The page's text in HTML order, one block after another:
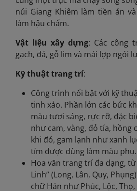
núi Giang Khiêm làm tiền án
làm hậu chẩm.
Vật liệu xây dựng: Các công
gạch, đá, gỗ lim và mái lợp ngói
Kỹ thuật trang trí:
Công trình nổi bật với kỹ
tinh xảo. Phần lớn các bức
màu tươi sáng, rực rỡ, đặc
như cam, vàng, đỏ tía, hồng
khi đó, gam lạnh như xanh
tím được dùng làm màu phụ.
Hoa văn trang trí đa dạng,
Linh” (Long, Lân, Quy,
chữ Hán như Phúc, Lộc,